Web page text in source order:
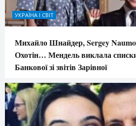
УКРАЇНА І СВІТ
Михайло Шнайдер, Sergey
Охотін… Мендель виклала
Банкової зі звітів Зарівної